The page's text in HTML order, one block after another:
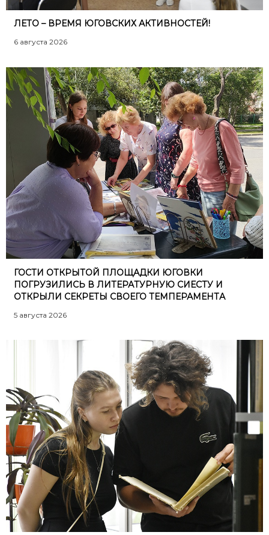
ЛЕТО – ВРЕМЯ ЮГОВСКИХ АКТИВНОСТЕЙ!
6 августа 2026
ГОСТИ ОТКРЫТОЙ ПЛОЩАДКИ ЮГОВКИ
ПОГРУЗИЛИСЬ В ЛИТЕРАТУРНУЮ СИЕСТУ И
ОТКРЫЛИ СЕКРЕТЫ СВОЕГО ТЕМПЕРАМЕНТА
5 августа 2026